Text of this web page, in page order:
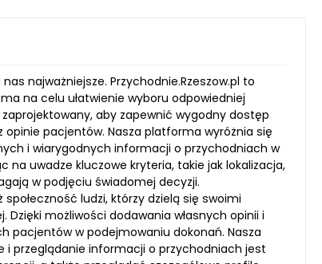
najważniejsze. Przychodnie.Rzeszow.pl to
na celu ułatwienie wyboru odpowiedniej
aby zapewnić wygodny dostęp
pacjentów. Nasza platforma wyróżnia się
i wiarygodnych informacji o przychodniach w
na uwadze kluczowe kryteria, takie jak lokalizacja,
w podjęciu świadomej decyzji.
ludzi, którzy dzielą się swoimi
możliwości dodawania własnych opinii i
pacjentów w podejmowaniu dokonań. Nasza
przeglądanie informacji o przychodniach jest